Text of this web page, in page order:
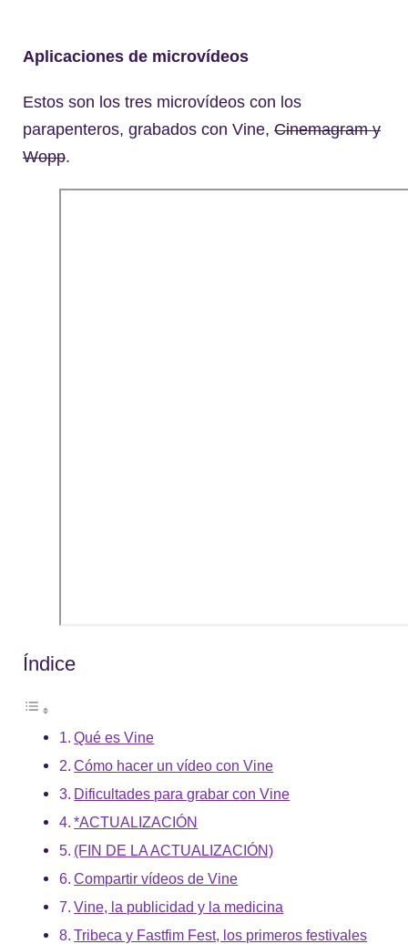
Aplicaciones de microvídeos
Estos son los tres microvídeos con los
parapenteros, grabados con Vine, Cinemagram y
Wopp.
Índice
Qué es Vine
Cómo hacer un vídeo con Vine
Dificultades para grabar con Vine
*ACTUALIZACIÓN
(FIN DE LA ACTUALIZACIÓN)
Compartir vídeos de Vine
Vine, la publicidad y la medicina
Tribeca y Fastfim Fest, los primeros festivales